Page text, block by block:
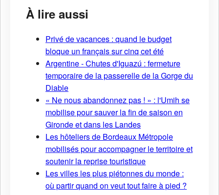
À lire aussi
Privé de vacances : quand le budget
bloque un français sur cinq cet été
Argentine - Chutes d'Iguazú : fermeture
temporaire de la passerelle de la Gorge du
Diable
« Ne nous abandonnez pas ! » : l'Umih se
mobilise pour sauver la fin de saison en
Gironde et dans les Landes
Les hôteliers de Bordeaux Métropole
mobilisés pour accompagner le territoire et
soutenir la reprise touristique
Les villes les plus piétonnes du monde :
où partir quand on veut tout faire à pied ?